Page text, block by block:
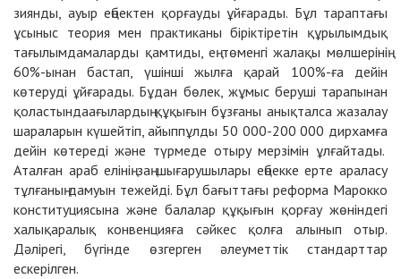
зиянды, ауыр еңбектен қорғауды ұйғарады. Бұл тараптағы
ұсыныс теория мен практиканы біріктіретін құрылымдық
тағылымдамаларды қамтиды, ең төменгі жалақы мөлшерінің
60%-ынан бастап, үшінші жылға қарай 100%-ға дейін
көтеруді ұйғарады. Бұдан бөлек, жұмыс беруші тарапынан
қоластындаағылардың құқығын бұзғаны анықталса жазалау
шараларын күшейтіп, айыппұлды 50 000-200 000 дирхамға
дейін көтереді және түрмеде отыру мерзімін ұлғайтады.
Аталған араб елінің заң шығарушылары еңбекке ерте араласу
тұлғаның дамуын тежейді. Бұл бағыттағы реформа Марокко
конституциясына және балалар құқығын қорғау жөніндегі
халықаралық конвенцияға сәйкес қолға алынып отыр.
Дәлірегі, бүгінде өзгерген әлеуметтік стандарттар
ескерілген.